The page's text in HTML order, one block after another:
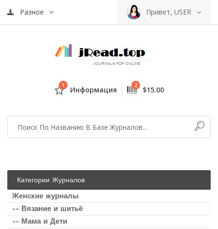
Разное Привет, USER
1 Информация 2 $15.00
Категории Журналов
Женские журналы
-- Вязание и шитьё
-- Мама и Дети